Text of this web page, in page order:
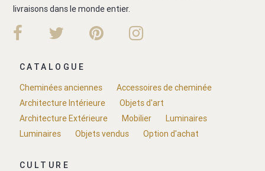
livraisons dans le monde entier.
CATALOGUE
Cheminées anciennes
Accessoires de cheminée
Architecture Intérieure
Objets d'art
Architecture Extérieure
Mobilier
Luminaires
Luminaires
Objets vendus Option d'achat
CULTURE